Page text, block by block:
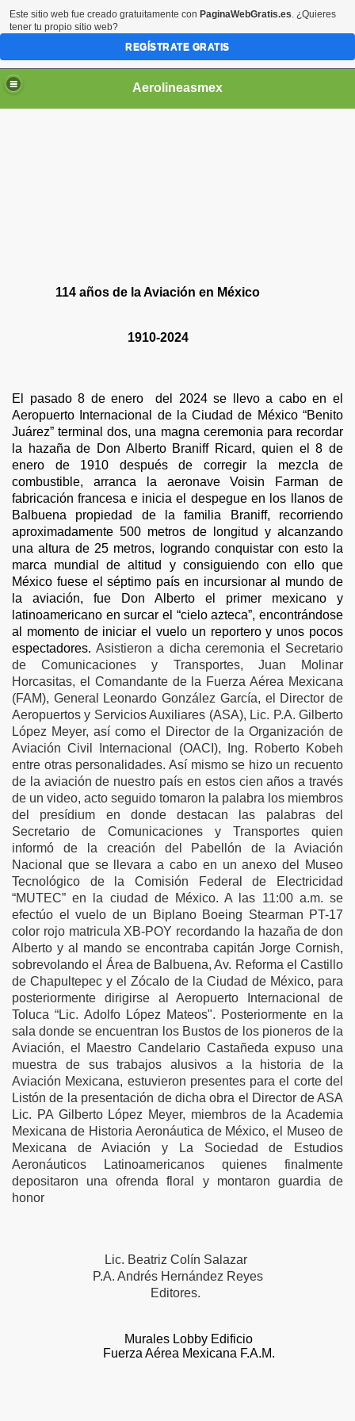
Aerolineasmex
114 años de la Aviación en México
1910-2024
El pasado 8 de enero del 2024 se llevo a cabo en el
Aeropuerto Internacional de la Ciudad de México “Benito
Juárez” terminal dos, una magna ceremonia para recordar
la hazaña de Don Alberto Braniff Ricard, quien el 8 de
enero de 1910 después de corregir la mezcla de
combustible, arranca la aeronave Voisin Farman de
fabricación francesa e inicia el despegue en los llanos de
Balbuena propiedad de la familia Braniff, recorriendo
aproximadamente 500 metros de longitud y alcanzando
una altura de 25 metros, logrando conquistar con esto la
marca mundial de altitud y consiguiendo con ello que
México fuese el séptimo país en incursionar al mundo de
la aviación, fue Don Alberto el primer mexicano y
latinoamericano en surcar el “cielo azteca”, encontrándose
al momento de iniciar el vuelo un reportero y unos pocos
espectadores. Asistieron a dicha ceremonia el Secretario
de Comunicaciones y Transportes, Juan Molinar
Horcasitas, el Comandante de la Fuerza Aérea Mexicana
(FAM), General Leonardo González García, el Director de
Aeropuertos y Servicios Auxiliares (ASA), Lic. P.A. Gilberto
López Meyer, así como el Director de la Organización de
Aviación Civil Internacional (OACI), Ing. Roberto Kobeh
entre otras personalidades. Así mismo se hizo un recuento
de la aviación de nuestro país en estos cien años a través
de un video, acto seguido tomaron la palabra los miembros
del presídium en donde destacan las palabras del
Secretario de Comunicaciones y Transportes quien
informó de la creación del Pabellón de la Aviación
Nacional que se llevara a cabo en un anexo del Museo
Tecnológico de la Comisión Federal de Electricidad
“MUTEC” en la ciudad de México. A las 11:00 a.m. se
efectúo el vuelo de un Biplano Boeing Stearman PT-17
color rojo matricula XB-POY recordando la hazaña de don
Alberto y al mando se encontraba capitán Jorge Cornish,
sobrevolando el Área de Balbuena, Av. Reforma el Castillo
de Chapultepec y el Zócalo de la Ciudad de México, para
posteriormente dirigirse al Aeropuerto Internacional de
Toluca “Lic. Adolfo López Mateos". Posteriormente en la
sala donde se encuentran los Bustos de los pioneros de la
Aviación, el Maestro Candelario Castañeda expuso una
muestra de sus trabajos alusivos a la historia de la
Aviación Mexicana, estuvieron presentes para el corte del
Listón de la presentación de dicha obra el Director de ASA
Lic. PA Gilberto López Meyer, miembros de la Academia
Mexicana de Historia Aeronáutica de México, el Museo de
Mexicana de Aviación y La Sociedad de Estudios
Aeronáuticos Latinoamericanos quienes finalmente
depositaron una ofrenda floral y montaron guardia de
honor
Lic. Beatriz Colín Salazar
P.A. Andrés Hernández Reyes
Editores.
Murales Lobby Edificio
Fuerza Aérea Mexicana F.A.M.
Este sitio web fue creado gratuitamente con PaginaWebGratis.es. ¿Quieres
tener tu propio sitio web?
REGÍSTRATE GRATIS